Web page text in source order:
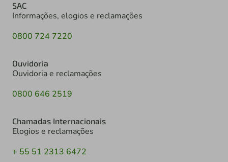
SAC
Informações, elogios e reclamações
0800 724 7220
Ouvidoria
Ouvidoria e reclamações
0800 646 2519
Chamadas Internacionais
Elogios e reclamações
+ 55 51 2313 6472